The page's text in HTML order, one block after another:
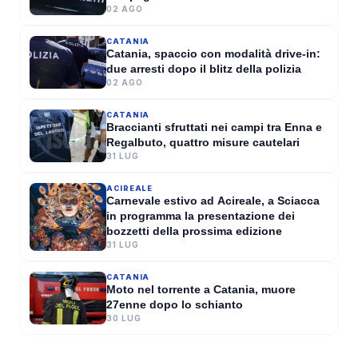
68enne
GIOVANNA VENEZIA
02 AGO
CATANIA
Catania, spaccio con modalità drive-in:
due arresti dopo il blitz della polizia
02 AGO
CATANIA
Braccianti sfruttati nei campi tra Enna e
Regalbuto, quattro misure cautelari
31 LUG
ACIREALE
Carnevale estivo ad Acireale, a Sciacca
in programma la presentazione dei
bozzetti della prossima edizione
31 LUG
CATANIA
Moto nel torrente a Catania, muore
27enne dopo lo schianto
30 LUG